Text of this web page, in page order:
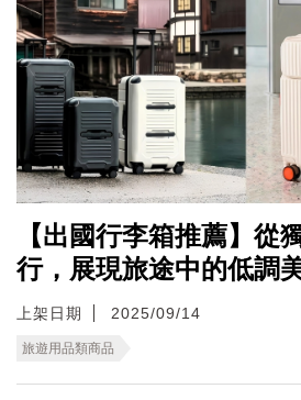
【出國行李箱推薦】從
行，展現旅途中的低調
上架日期 2025/09/14
旅遊用品類商品